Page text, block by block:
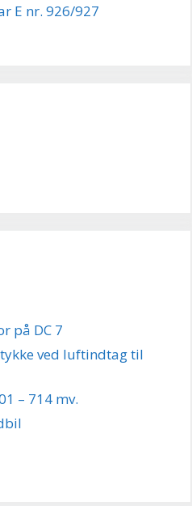
E nr. 926/927
på DC 7
ved luftindtag til
– 714 mv.